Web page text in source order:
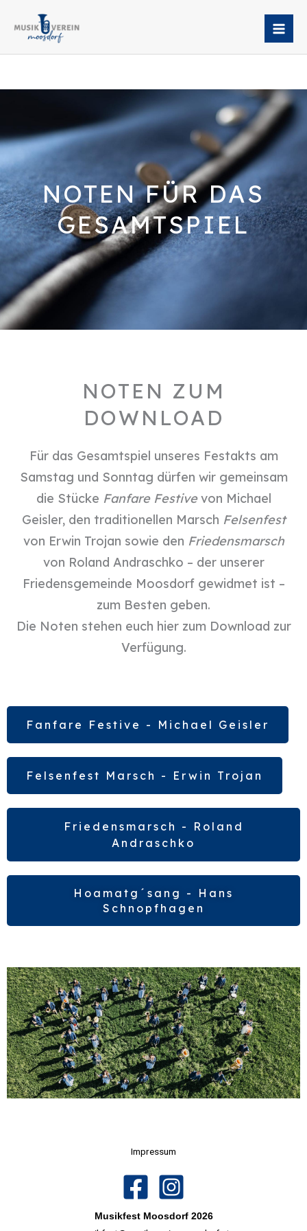
content
NOTEN FÜR DAS
GESAMTSPIEL
NOTEN ZUM
DOWNLOAD
Für das Gesamtspiel unseres Festakts am
Samstag und Sonntag dürfen wir gemeinsam
die Stücke Fanfare Festivevon Michael
Geisler, den traditionellen Marsch Felsenfest
von Erwin Trojan sowie den Friedensmarsch
von Roland Andraschko – der unserer
Friedensgemeinde Moosdorf gewidmet ist –
zum Besten geben.
Die Noten stehen euch hier zum Download zur
Verfügung.
Fanfare Festive - Michael Geisler
Felsenfest Marsch - Erwin Trojan
Friedensmarsch - Roland
Andraschko
Hoamatg´sang - Hans
Schnopfhagen
Impressum
Musikfest Moosdorf 2026